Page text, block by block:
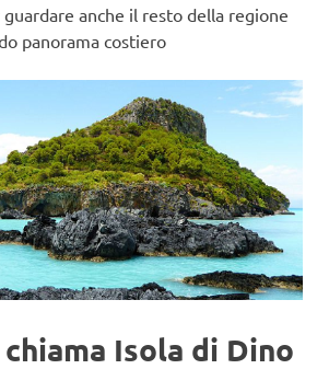
anche il resto della regione
panorama costiero
Isola di Dino